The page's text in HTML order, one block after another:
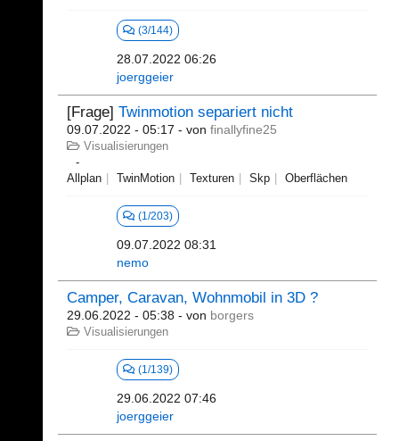
(3/144)
28.07.2022 06:26
joerggeier
[Frage] Twinmotion separiert nicht
09.07.2022 - 05:17 - von finallyfine25
Visualisierungen
Allplan TwinMotion Texturen Skp Oberflächen
(1/203)
09.07.2022 08:31
nemo
Camper, Caravan, Wohnmobil in 3D ?
29.06.2022 - 05:38 - von borgers
Visualisierungen
(1/139)
29.06.2022 07:46
joerggeier